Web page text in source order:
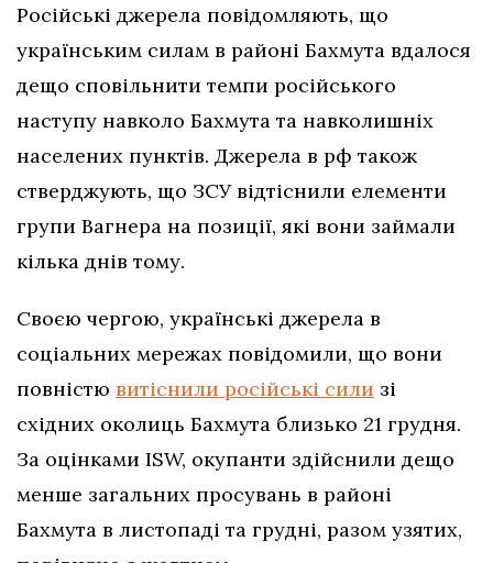
Російські джерела повідомляють, що
українським силам в районі Бахмута вдалося
дещо сповільнити темпи російського
наступу навколо Бахмута та навколишніх
населених пунктів. Джерела в рф також
стверджують, що ЗСУ відтіснили елементи
групи Вагнера на позиції, які вони займали
кілька днів тому.
Своєю чергою, українські джерела в
соціальних мережах повідомили, що вони
повністю витіснили російські сили зі
східних околиць Бахмута близько 21 грудня.
За оцінками ISW, окупанти здійснили дещо
менше загальних просувань в районі
Бахмута в листопаді та грудні, разом узятих,